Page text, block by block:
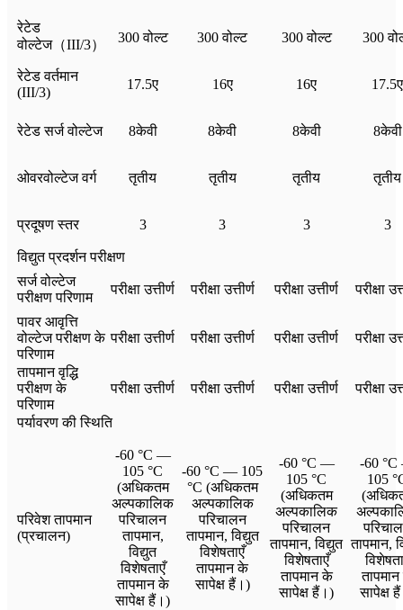
रेटेड
वोल्टेज（III/3）
300 वोल्ट 300 वोल्ट 300 वोल्ट 300
रेटेड वर्तमान
(III/3)
17.5ए 16ए 16ए 17.5ए
रेटेड सर्ज वोल्टेज 8केवी 8केवी 8केवी 8केवी
ओवरवोल्टेज वर्ग तृतीय तृतीय तृतीय तृतीय
प्रदूषण स्तर 3 3 3 3
विद्युत प्रदर्शन परीक्षण
सर्ज वोल्टेज
परीक्षण परिणाम
परीक्षा उत्तीर्ण परीक्षा उत्तीर्ण परीक्षा उत्तीर्ण परीक्षा
पावर आवृत्ति
वोल्टेज परीक्षण के
परिणाम
परीक्षा उत्तीर्ण परीक्षा उत्तीर्ण परीक्षा उत्तीर्ण परीक्षा
तापमान वृद्धि
परीक्षण के
परिणाम
परीक्षा उत्तीर्ण परीक्षा उत्तीर्ण परीक्षा उत्तीर्ण परीक्षा
पर्यावरण की स्थिति
परिवेश तापमान
(प्रचालन)
-60 °C —
105 °C
(अधिकतम
अल्पकालिक
परिचालन
तापमान,
विद्युत
विशेषताएँ
तापमान के
सापेक्ष हैं।)
-60 °C — 105
°C (अधिकतम
अल्पकालिक
परिचालन
तापमान, विद्युत
विशेषताएँ
तापमान के
सापेक्ष हैं।)
-60 °C —
105 °C
(अधिकतम
अल्पकालिक
परिचालन
तापमान, विद्युत
विशेषताएँ
तापमान के
सापेक्ष हैं।)
-60
105
तापमान,
सापेक्ष